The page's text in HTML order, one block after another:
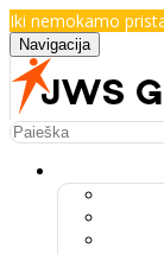
Iki nemokamo
Navigacija